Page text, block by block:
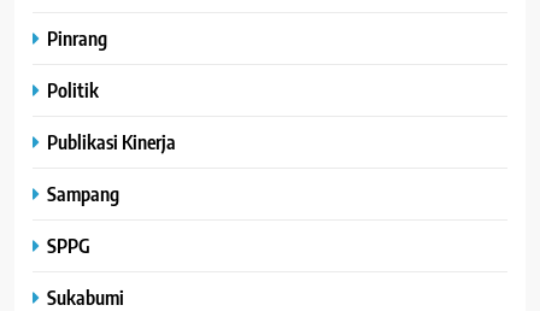
Pinrang
Politik
Publikasi Kinerja
Sampang
SPPG
Sukabumi